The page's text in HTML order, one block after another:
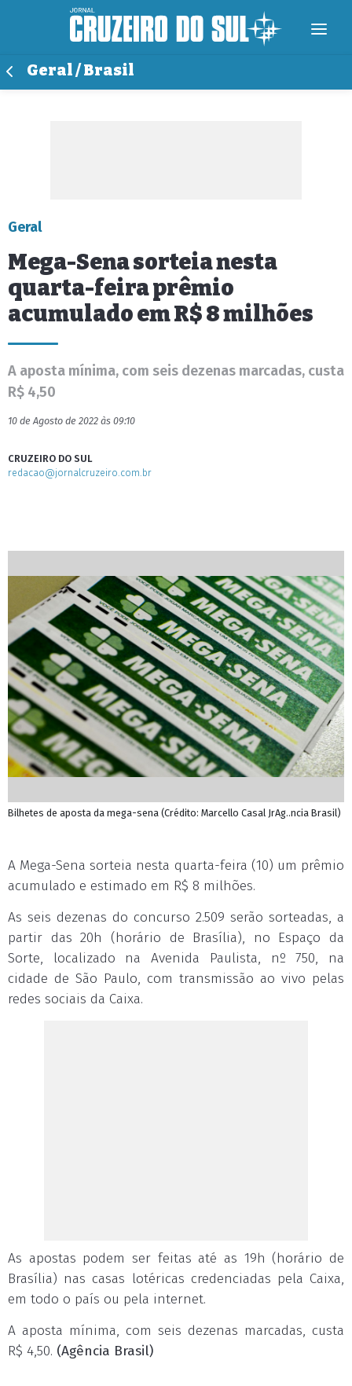
Geral / Brasil
Geral
Mega-Sena sorteia nesta
quarta-feira prêmio
acumulado em R$ 8 milhões
A aposta mínima, com seis dezenas marcadas, custa
R$ 4,50
10 de Agosto de 2022 às 09:10
CRUZEIRO DO SUL
redacao@jornalcruzeiro.com.br
Bilhetes de aposta da mega-sena (Crédito: Marcello Casal JrAg..ncia Brasil)
A Mega-Sena sorteia nesta quarta-feira (10) um prêmio
acumulado e estimado em R$ 8 milhões.
As seis dezenas do concurso 2.509 serão sorteadas, a
partir das 20h (horário de Brasília), no Espaço da
Sorte, localizado na Avenida Paulista, nº 750, na
cidade de São Paulo, com transmissão ao vivo pelas
redes sociais da Caixa.
As apostas podem ser feitas até as 19h (horário de
Brasília) nas casas lotéricas credenciadas pela Caixa,
em todo o país ou pela internet.
A aposta mínima, com seis dezenas marcadas, custa
R$ 4,50. (Agência Brasil)